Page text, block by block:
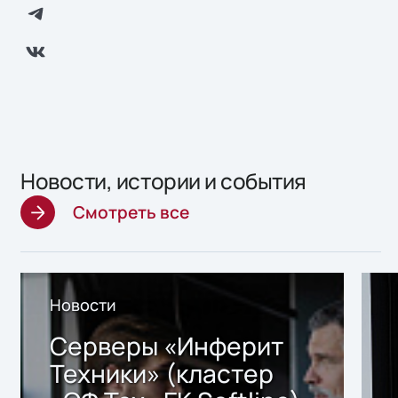
Новости, истории и события
Смотреть все
Новости
Серверы «Инферит
Техники» (кластер